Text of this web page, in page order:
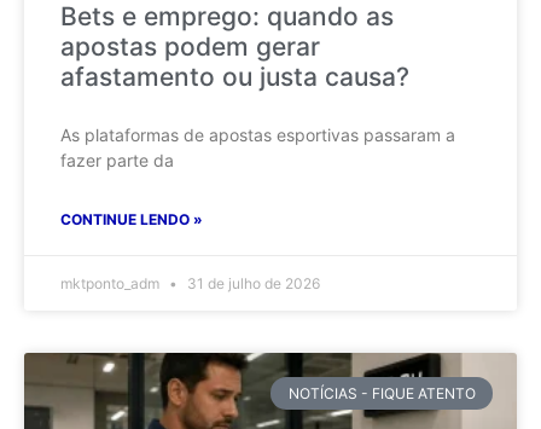
Bets e emprego: quando as
apostas podem gerar
afastamento ou justa causa?
As plataformas de apostas esportivas passaram a
fazer parte da
CONTINUE LENDO »
mktponto_adm 31 de julho de 2026
NOTÍCIAS - FIQUE ATENTO